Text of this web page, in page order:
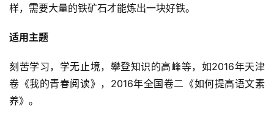
样，需要大量的铁矿石才能炼出一块好铁。
适用主题
刻苦学习，学无止境，攀登知识的高峰等，如2016年天津
卷《我的青春阅读》，2016年全国卷二《如何提高语文素
养》。